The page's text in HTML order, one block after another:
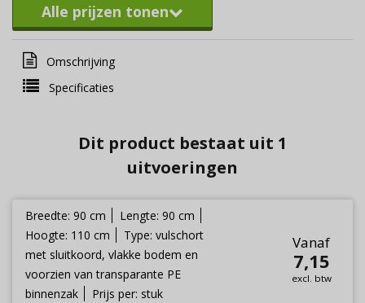
Alle prijzen tonen
Omschrijving
Specificaties
Dit product bestaat uit 1
uitvoeringen
Breedte: 90 cm
Lengte: 90 cm
Hoogte: 110 cm
Type: vulschort
met sluitkoord, vlakke bodem en
voorzien van transparante PE
binnenzak
Prijs per: stuk
Vanaf
7,15
excl. btw